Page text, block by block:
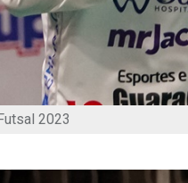
2023